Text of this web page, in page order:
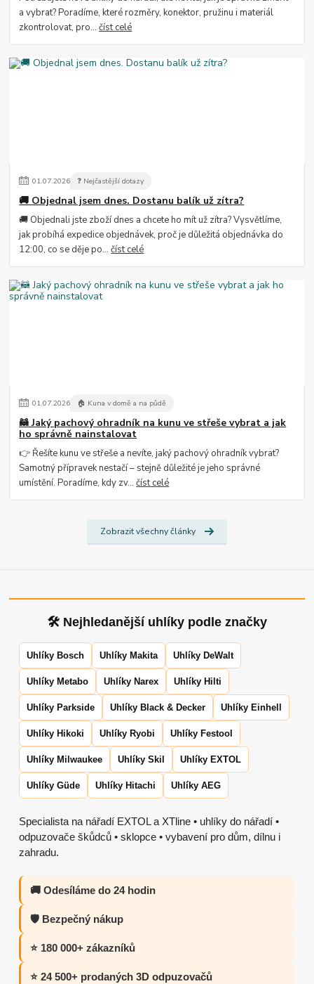
a vybrat? Poradíme, které rozměry, konektor, pružinu i materiál
zkontrolovat, pro...číst celé
01.07.2026 ❓ Nejčastější dotazy
🚚 Objednal jsem dnes. Dostanu balík už zítra?
🚚 Objednali jste zboží dnes a chcete ho mít už zítra? Vysvětlíme,
jak probíhá expedice objednávek, proč je důležitá objednávka do
12:00, co se děje po...číst celé
01.07.2026 🏠 Kuna v domě a na půdě
🦝 Jaký pachový ohradník na kunu ve střeše vybrat a jak
ho správně nainstalovat
👉 Řešíte kunu ve střeše a nevíte, jaký pachový ohradník vybrat?
Samotný přípravek nestačí – stejně důležité je jeho správné
umístění. Poradíme, kdy zv...číst celé
Zobrazit všechny články
🛠 Nejhledanější uhlíky podle značky
Uhlíky Bosch Uhlíky Makita Uhlíky DeWalt
Uhlíky Metabo Uhlíky Narex Uhlíky Hilti
Uhlíky Parkside Uhlíky Black & Decker Uhlíky Einhell
Uhlíky Hikoki Uhlíky Ryobi Uhlíky Festool
Uhlíky Milwaukee Uhlíky Skil Uhlíky EXTOL
Uhlíky Güde Uhlíky Hitachi Uhlíky AEG
Specialista na nářadí EXTOL a XTline • uhlíky do nářadí •
odpuzovače škůdců • sklopce • vybavení pro dům, dílnu i
zahradu.
🚚 Odesíláme do 24 hodin
🛡️ Bezpečný nákup
⭐ 180 000+ zákazníků
⭐ 24 500+ prodaných 3D odpuzovačů